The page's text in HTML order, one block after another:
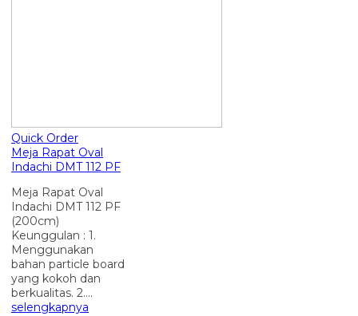
Quick Order
Meja Rapat Oval
Indachi DMT 112 PF
Meja Rapat Oval
Indachi DMT 112 PF
(200cm)
Keunggulan : 1.
Menggunakan
bahan particle board
yang kokoh dan
berkualitas. 2….
selengkapnya